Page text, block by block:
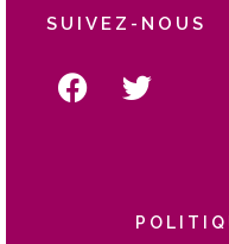
SUIVEZ-NOUS